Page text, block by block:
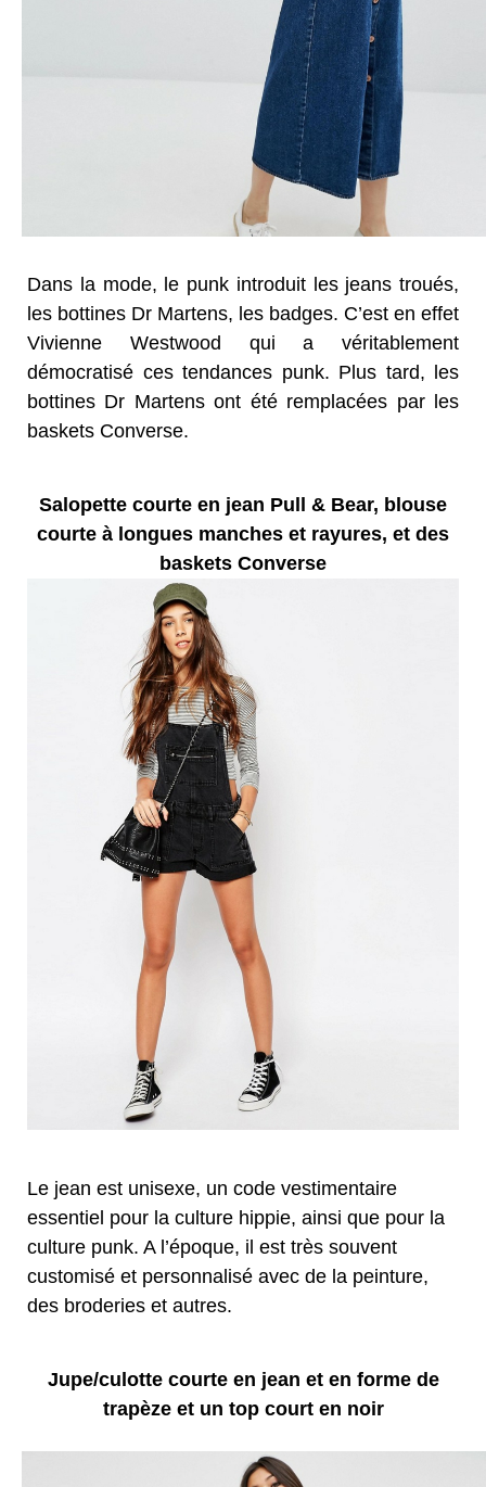
Dans la mode, le punk introduit les jeans troués,
les bottines Dr Martens, les badges. C’est en effet
Vivienne Westwood qui a véritablement
démocratisé ces tendances punk. Plus tard, les
bottines Dr Martens ont été remplacées par les
baskets Converse.
Salopette courte en jean Pull & Bear, blouse
courte à longues manches et rayures, et des
baskets Converse
Le jean est unisexe, un code vestimentaire
essentiel pour la culture hippie, ainsi que pour la
culture punk. A l’époque, il est très souvent
customisé et personnalisé avec de la peinture,
des broderies et autres.
Jupe/culotte courte en jean et en forme de
trapèze et un top court en noir